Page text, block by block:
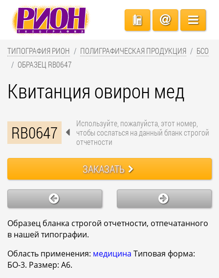
ТИПОГРАФИЯ РИОН ПОЛИГРАФИЧЕСКАЯ ПРОДУКЦИЯ
БСО
ОБРАЗЕЦ RB0647
Квитанция овирон мед
RB0647
Используйте, пожалуйста, этот номер,
чтобы сослаться на данный бланк строгой
отчетности
ЗАКАЗАТЬ
Образец бланка строгой отчетности, отпечатанного
в нашей типографии.
Область применения: медицина Типовая форма:
БО-3. Размер: А6.